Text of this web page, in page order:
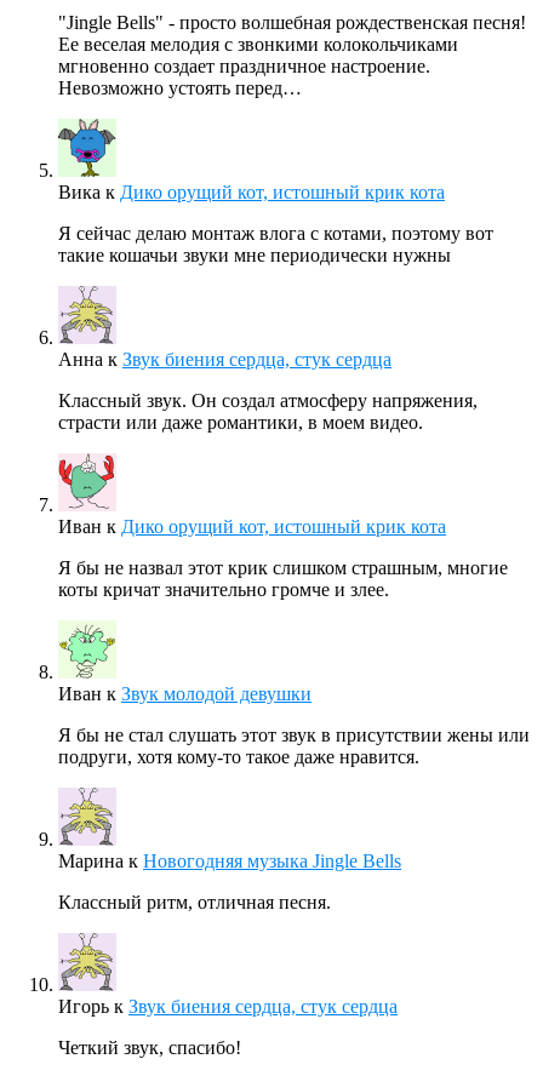
"Jingle Bells" - просто волшебная рождественская песня!
Ее веселая мелодия с звонкими колокольчиками
мгновенно создает праздничное настроение.
Невозможно устоять перед…
Вика к Дико орущий кот, истошный крик кота
Я сейчас делаю монтаж влога с котами, поэтому вот
такие кошачьи звуки мне периодически нужны
Анна к Звук биения сердца, стук сердца
Классный звук. Он создал атмосферу напряжения,
страсти или даже романтики, в моем видео.
Иван к Дико орущий кот, истошный крик кота
Я бы не назвал этот крик слишком страшным, многие
коты кричат значительно громче и злее.
Иван к Звук молодой девушки
Я бы не стал слушать этот звук в присутствии жены или
подруги, хотя кому-то такое даже нравится.
Марина к Новогодняя музыка Jingle Bells
Классный ритм, отличная песня.
Игорь к Звук биения сердца, стук сердца
Четкий звук, спасибо!